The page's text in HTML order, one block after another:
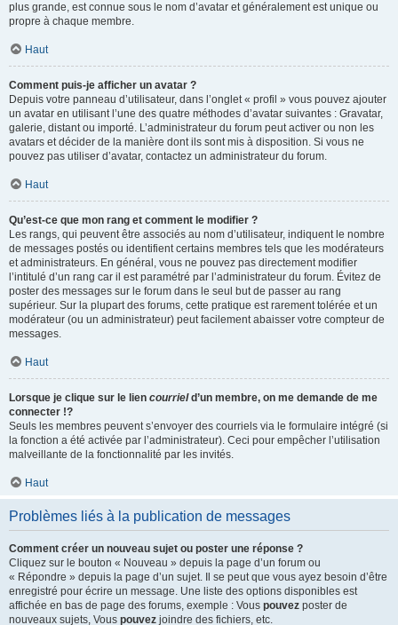
plus grande, est connue sous le nom d’avatar et généralement est unique ou
propre à chaque membre.
Haut
Comment puis-je afficher un avatar ?
Depuis votre panneau d’utilisateur, dans l’onglet « profil » vous pouvez ajouter
un avatar en utilisant l’une des quatre méthodes d’avatar suivantes : Gravatar,
galerie, distant ou importé. L’administrateur du forum peut activer ou non les
avatars et décider de la manière dont ils sont mis à disposition. Si vous ne
pouvez pas utiliser d’avatar, contactez un administrateur du forum.
Haut
Qu’est-ce que mon rang et comment le modifier ?
Les rangs, qui peuvent être associés au nom d’utilisateur, indiquent le nombre
de messages postés ou identifient certains membres tels que les modérateurs
et administrateurs. En général, vous ne pouvez pas directement modifier
l’intitulé d’un rang car il est paramétré par l’administrateur du forum. Évitez de
poster des messages sur le forum dans le seul but de passer au rang
supérieur. Sur la plupart des forums, cette pratique est rarement tolérée et un
modérateur (ou un administrateur) peut facilement abaisser votre compteur de
messages.
Haut
Lorsque je clique sur le lien courrield’un membre, on me demande de me
connecter !?
Seuls les membres peuvent s’envoyer des courriels via le formulaire intégré (si
la fonction a été activée par l’administrateur). Ceci pour empêcher l’utilisation
malveillante de la fonctionnalité par les invités.
Haut
Problèmes liés à la publication de messages
Comment créer un nouveau sujet ou poster une réponse ?
Cliquez sur le bouton « Nouveau » depuis la page d’un forum ou
« Répondre » depuis la page d’un sujet. Il se peut que vous ayez besoin d’être
enregistré pour écrire un message. Une liste des options disponibles est
affichée en bas de page des forums, exemple : Vous pouvez poster de
nouveaux sujets, Vous pouvez joindre des fichiers, etc.